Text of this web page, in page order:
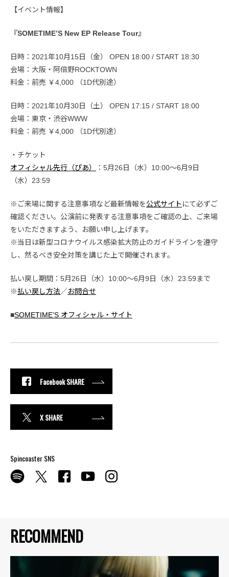
RECOMMEND
【イベント情報】
『SOMETIME’S New EP Release Tour』
日時：2021年10月15日（金） OPEN 18:00 / START 18:30
会場：大阪・阿倍野ROCKTOWN
料金：前売 ￥4,000 （1D代別途）
日時：2021年10月30日（土） OPEN 17:15 / START 18:00
会場：東京・渋谷WWW
料金：前売 ￥4,000 （1D代別途）
・チケット
オフィシャル先行（ぴあ）
：5月26日（水）10:00〜6月9日
（水）23:59
※ご来場に関する注意事項など最新情報を公式サイト にて必ずご
確認ください。公演前に発表する注意事項をご確認の上、ご来場
をいただきますよう、お願い申し上げます。
※当日は新型コロナウイルス感染拡大防止のガイドラインを遵守
し、然るべき安全対策を講じた上で開催されます。
払い戻し期間：5月26日（水）10:00〜6月9日（水）23:59まで
※払い戻し方法／お問合せ
■SOMETIME’S オフィシャル・サイト
Facebook SHARE
X SHARE
Spincoaster SNS